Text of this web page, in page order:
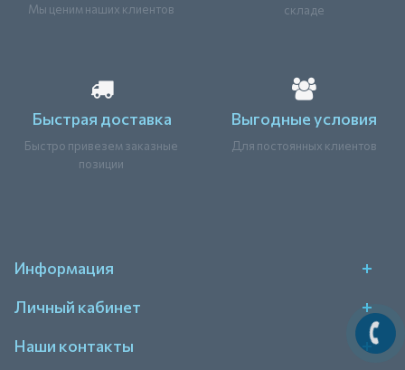
Мы ценим наших клиентов
складе
Быстрая доставка
Быстро привезем заказные
позиции
Выгодные условия
Для постоянных клиентов
Информация
Личный кабинет
Наши контакты